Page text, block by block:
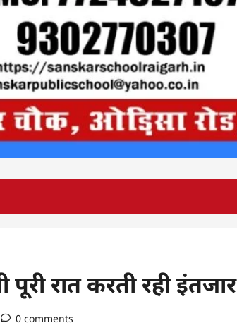
रात करती रही इंतजार
0 comments